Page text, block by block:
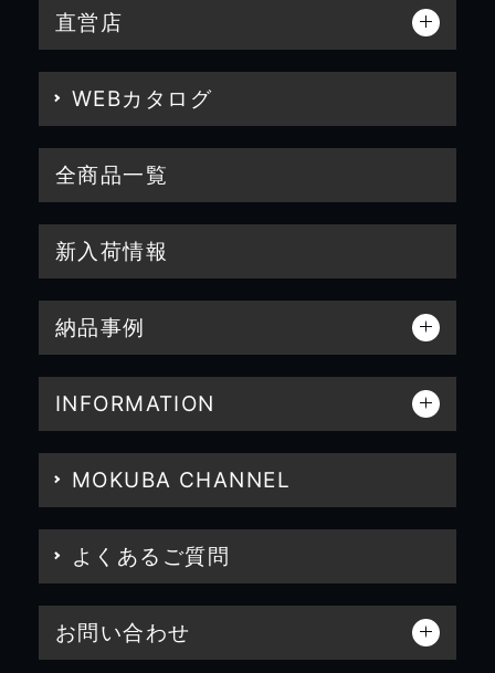
直営店
WEBカタログ
全商品一覧
新入荷情報
納品事例
INFORMATION
MOKUBA CHANNEL
よくあるご質問
お問い合わせ